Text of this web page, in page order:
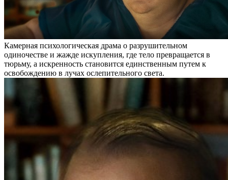
Камерная психологическая драма о разрушительном
одиночестве и жажде искупления, где тело превращается в
тюрьму, а искренность становится единственным путем к
освобождению в лучах ослепительного света.